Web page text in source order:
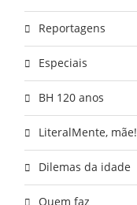
Reportagens
Especiais
BH 120 anos
LiteralMente, mãe!
Dilemas da idade
Quem faz